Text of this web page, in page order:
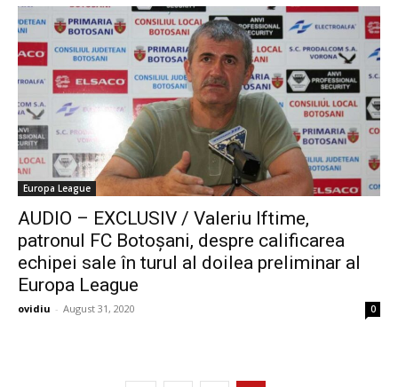
Europa League
AUDIO – EXCLUSIV / Valeriu Iftime,
patronul FC Botoșani, despre calificarea
echipei sale în turul al doilea preliminar al
Europa League
ovidiu - August 31, 2020 0